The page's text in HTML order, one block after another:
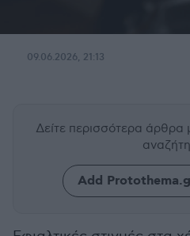
09.06.2026, 21:13
Δείτε περισσότερα άρθρα
Add